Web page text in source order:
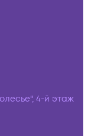
4-й этаж